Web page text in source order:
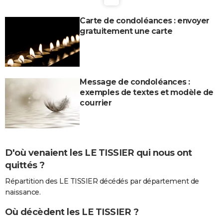
Carte de condoléances : envoyer
gratuitement une carte
Message de condoléances :
exemples de textes et modèle de
courrier
D'où venaient les LE TISSIER qui nous ont
quittés ?
Répartition des LE TISSIER décédés par département de
naissance.
Où décèdent les LE TISSIER ?